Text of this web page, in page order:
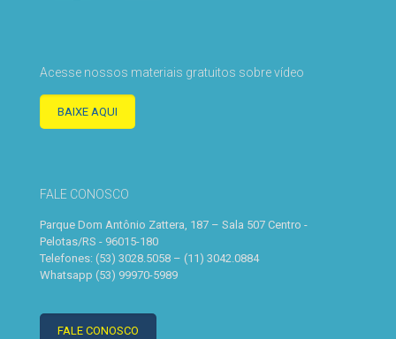
Acesse nossos materiais gratuitos sobre vídeo
BAIXE AQUI
FALE CONOSCO
Parque Dom Antônio Zattera, 187 – Sala 507 Centro -
Pelotas/RS - 96015-180
Telefones: (53) 3028.5058 – (11) 3042.0884
Whatsapp (53) 99970-5989
FALE CONOSCO